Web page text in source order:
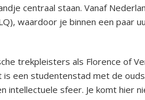
centraal staan. Vanaf
waardoor je binnen een paar
trekpleisters als Florence of
is een studentenstad met de
intellectuele sfeer. Je komt hier